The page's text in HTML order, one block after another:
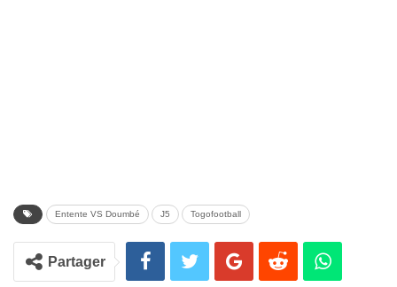
Entente VS Doumbé J5 Togofootball
Partager